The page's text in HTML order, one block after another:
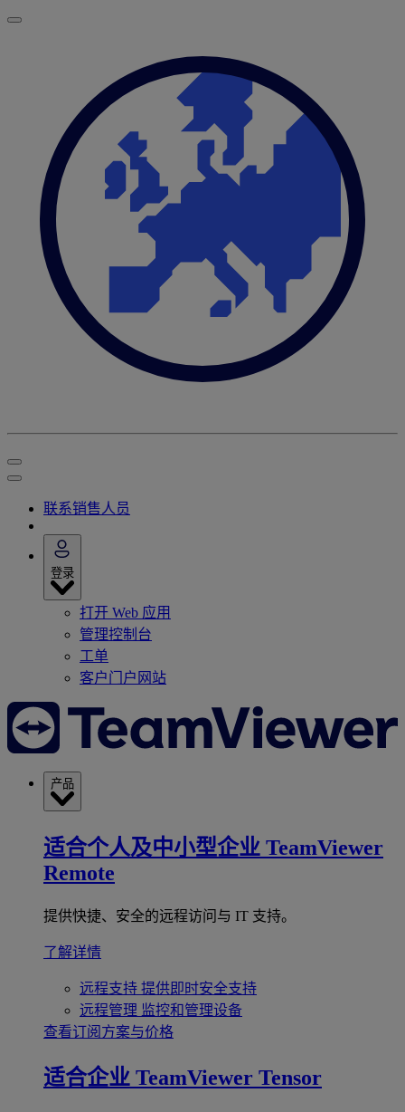
联系销售人员
登录
打开 Web 应用
管理控制台
工单
客户门户网站
产品
适合个人及中小型企业 TeamViewer
Remote
提供快捷、安全的远程访问与 IT 支持。
了解详情
远程支持 提供即时安全支持
远程管理 监控和管理设备
查看订阅方案与价格
适合企业 TeamViewer Tensor